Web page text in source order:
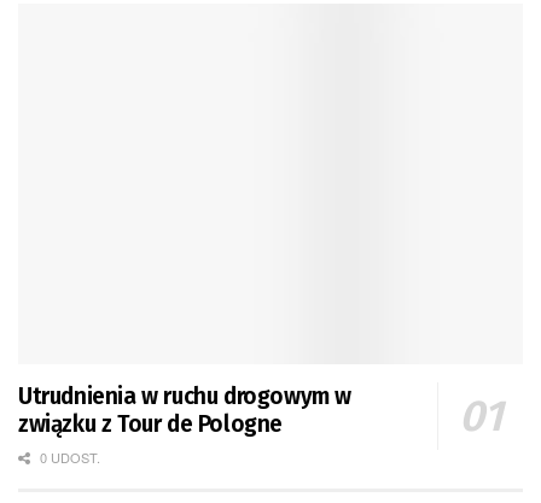
Utrudnienia w ruchu drogowym w
związku z Tour de Pologne
0 UDOST.